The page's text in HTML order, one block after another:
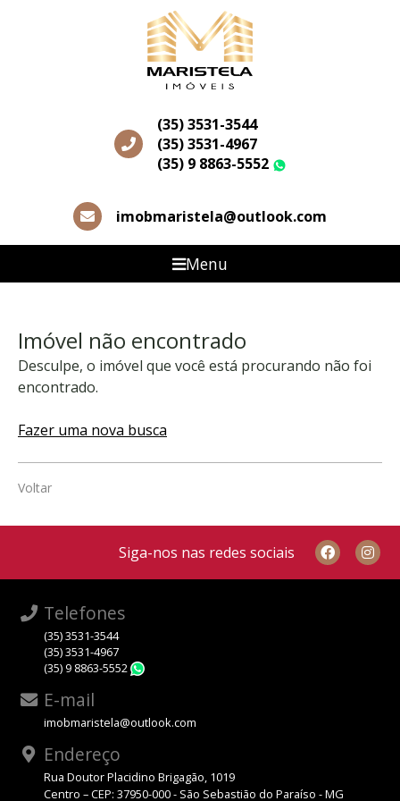
(35) 3531-3544
(35) 3531-4967
(35) 9 8863-5552
imobmaristela@outlook.com
Menu
Imóvel não encontrado
Desculpe, o imóvel que você está procurando não foi
encontrado.
Fazer uma nova busca
Voltar
Siga-nos nas redes sociais
Telefones
(35) 3531-3544
(35) 3531-4967
(35) 9 8863-5552
E-mail
imobmaristela@outlook.com
Endereço
Rua Doutor Placidino Brigagão, 1019
Centro – CEP: 37950-000 - São Sebastião do Paraíso - MG